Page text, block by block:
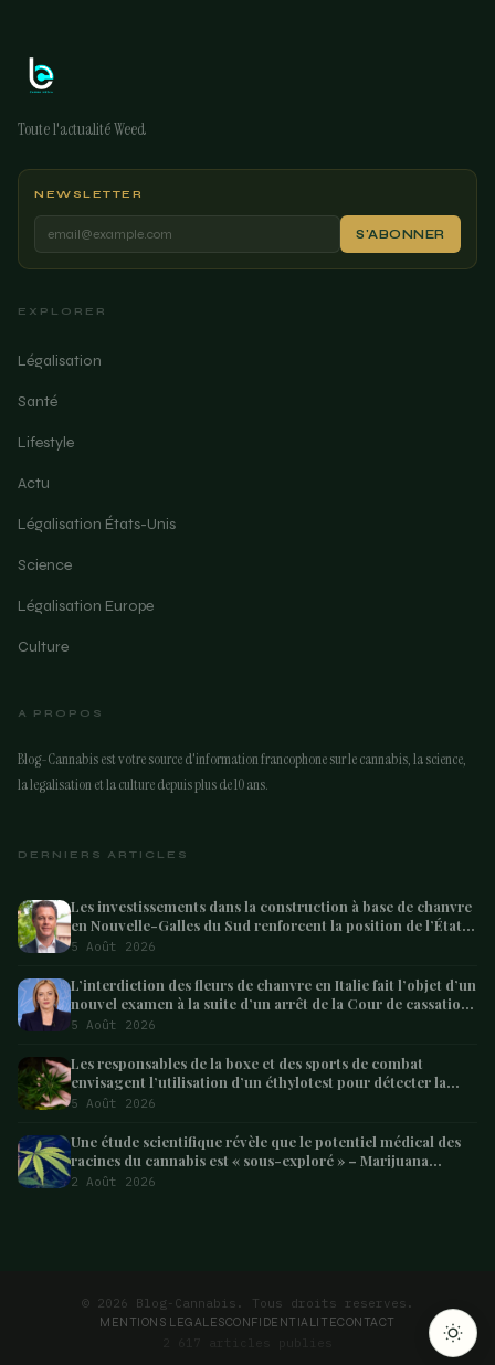
Toute l'actualité Weed
NEWSLETTER
S'ABONNER
EXPLORER
Légalisation
Santé
Lifestyle
Actu
Légalisation États-Unis
Science
Légalisation Europe
Culture
A PROPOS
Blog-Cannabis est votre source d'information francophone sur le cannabis, la science,
la legalisation et la culture depuis plus de 10 ans.
DERNIERS ARTICLES
Les investissements dans la construction à base de chanvre
en Nouvelle-Galles du Sud renforcent la position de l’État
en tant que leader australien
5 Août 2026
L’interdiction des fleurs de chanvre en Italie fait l’objet d’un
nouvel examen à la suite d’un arrêt de la Cour de cassation
concernant les saisies
5 Août 2026
Les responsables de la boxe et des sports de combat
envisagent l’utilisation d’un éthylotest pour détecter la
consommation de cannabis chez les combattants –
5 Août 2026
Une étude scientifique révèle que le potentiel médical des
racines du cannabis est « sous-exploré » – Marijuana
Moment
2 Août 2026
© 2026 Blog-Cannabis. Tous droits reserves.
MENTIONS LEGALESCONFIDENTIALITECONTACT